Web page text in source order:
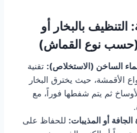
التنظيف بالبخار أو
(حسب نوع القماش)
الساخن (الاستخلاص): تقنية
الأقمشة، حيث يخترق البخار
ثم يتم شفطها فوراً، مع
أو المذيبات: للحفاظ على